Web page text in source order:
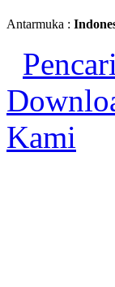
Antarmuka :
Kami